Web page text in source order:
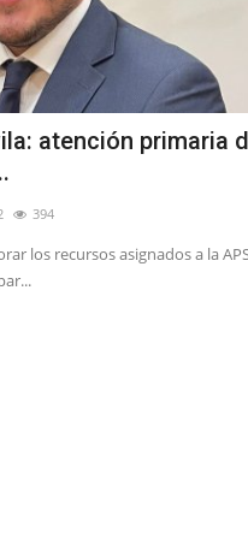
atención primaria
394
los recursos asignados a la